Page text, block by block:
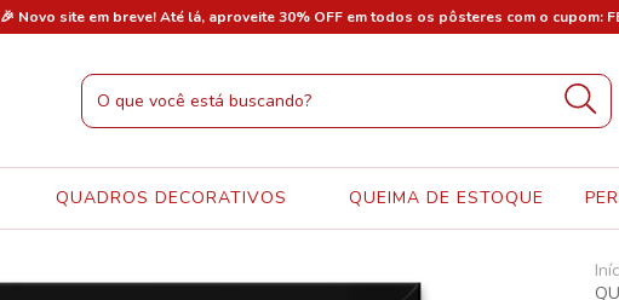
🎉 Novo site em breve! Até lá, aproveite 30% OFF em todos os pôsteres com o cupom:
QUADROS DECORATIVOS QUEIMA DE ESTOQUE